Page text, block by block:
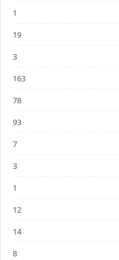
1
19
3
163
78
93
7
3
1
12
14
8